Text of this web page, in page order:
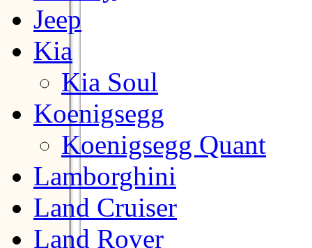
Jeep
Kia
Kia Soul
Koenigsegg
Koenigsegg Quant
Lamborghini
Land Cruiser
Land Rover